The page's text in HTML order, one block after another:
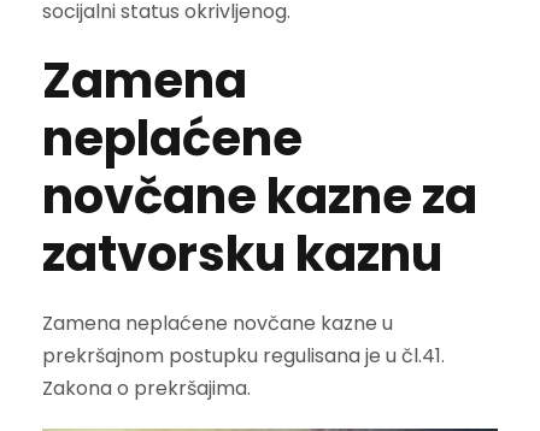
socijalni status okrivljenog.
Zamena
neplaćene
novčane kazne za
zatvorsku kaznu
Zamena neplaćene novčane kazne u
prekršajnom postupku regulisana je u čl.41.
Zakona o prekršajima.